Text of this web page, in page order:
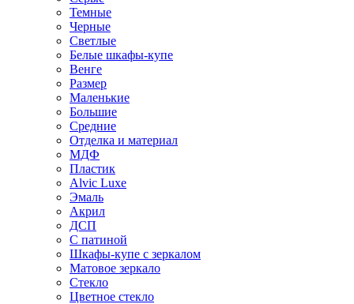
Темные
Черные
Светлые
Белые шкафы-купе
Венге
Размер
Маленькие
Большие
Средние
Отделка и материал
МДФ
Пластик
Alvic Luxe
Эмаль
Акрил
ДСП
С патиной
Шкафы-купе с зеркалом
Матовое зеркало
Стекло
Цветное стекло